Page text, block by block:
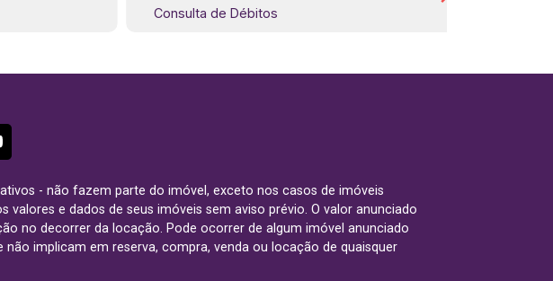
Consulta de Débitos
- não fazem parte do imóvel, exceto nos casos de imóveis
e dados de seus imóveis sem aviso prévio. O valor anunciado
no decorrer da locação. Pode ocorrer de algum imóvel anunciado
implicam em reserva, compra, venda ou locação de quaisquer